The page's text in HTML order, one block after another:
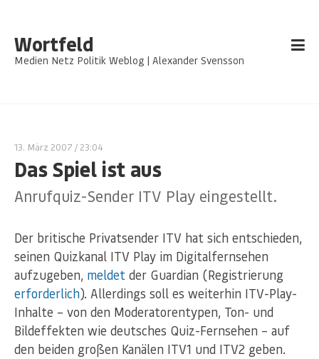
Wortfeld
Medien Netz Politik Weblog | Alexander Svensson
13. März 2007 / 23:04
Das Spiel ist aus
Anrufquiz-Sender ITV Play eingestellt.
Der britische Privatsender ITV hat sich entschieden,
seinen Quizkanal ITV Play im Digitalfernsehen
aufzugeben, meldet der Guardian (Registrierung
erforderlich). Allerdings soll es weiterhin ITV-Play-
Inhalte – von den Moderatorentypen, Ton- und
Bildeffekten wie deutsches Quiz-Fernsehen – auf
den beiden großen Kanälen ITV1 und ITV2 geben.